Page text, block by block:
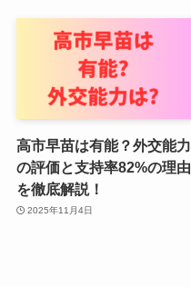
高市早苗は有能？外交能力
の評価と支持率82%の理由
を徹底解説！
2025年11月4日